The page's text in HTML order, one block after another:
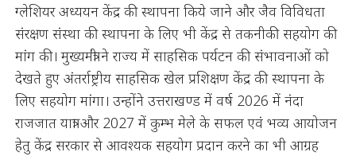
ग्लेशियर अध्ययन केंद्र की स्थापना किये जाने और जैव विविधता
संरक्षण संस्था की स्थापना के लिए भी केंद्र से तकनीकी सहयोग की
मांग की। मुख्यमंत्री ने राज्य में साहसिक पर्यटन की संभावनाओं को
देखते हुए अंतर्राष्ट्रीय साहसिक खेल प्रशिक्षण केंद्र की स्थापना के
लिए सहयोग मांगा। उन्होंने उत्तराखण्ड में वर्ष 2026 में नंदा
राजजात यात्रा और 2027 में कुम्भ मेले के सफल एवं भव्य आयोजन
हेतु केंद्र सरकार से आवश्यक सहयोग प्रदान करने का भी आग्रह